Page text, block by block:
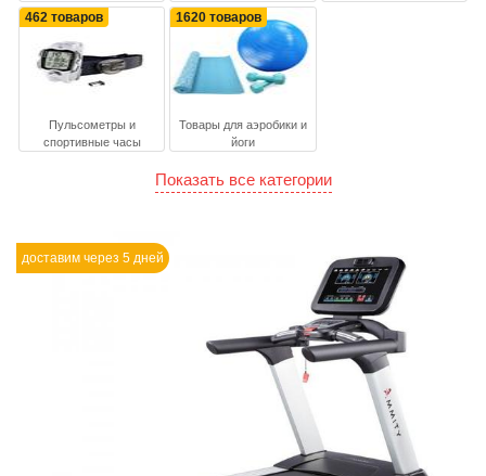
462 товаров
Пульсометры и
спортивные часы
1620 товаров
Товары для аэробики и
йоги
Показать все категории
доставим через 5 дней